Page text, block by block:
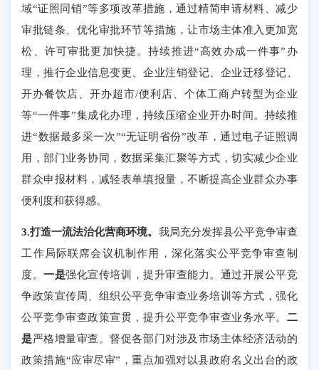
域“证照同销”等多项改革措施，通过精简申请材料、减少
审批链条、优化审批环节等措施，让市场主体准入更加宽
松、许可审批更加快捷。持续推进“高效办成一件事”办
理，推行企业信息变更、企业注销登记、企业迁移登记、
开办餐饮店、开办超市/便利店、个体工商户转型为企业
等“一件事”集成化办理，持续压缩企业开办时间。持续推
进“数据最多采一次”“无证明省份”改革，通过电子证照调
用，部门业务协同，数据采集汇聚等方式，切实减少企业
群众申报材料，减轻表单填报量，不断提高企业群众办事
便利度和获得感。
3.打造一流法治化营商环境。 我局充分发挥县公平竞争审查
工作局际联席会议机制作用， 深化落实公平竞争审查制
度。一是强化宣传培训，提升审查能力。通过开展公平竞
争政策宣传周、组织公平竞争审查业务培训等方式 ，强化
公平竞争审查政策宣贯 ， 提升公平竞争审查业务水平。 二
是严格增量审查。督促各部门对涉及市场主体经济活动的
政策措施“应审尽审”，重点加强对以县政府名义出台的政